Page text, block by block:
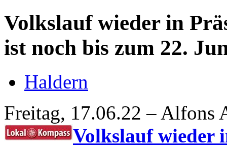
Volkslauf wieder in
ist noch bis zum 22.
Haldern
Freitag, 17.06.22 – Alfons
Volkslauf wieder